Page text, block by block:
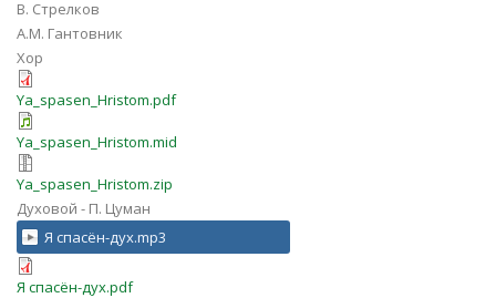
В. Стрелков
А.М. Гантовник
Хор
Ya_spasen_Hristom.pdf
Ya_spasen_Hristom.mid
Ya_spasen_Hristom.zip
Духовой - П. Цуман
Я спасён-дух.mp3
Я спасён-дух.pdf